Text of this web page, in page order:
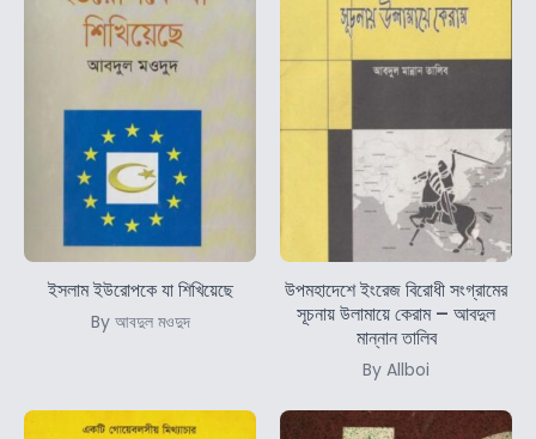
ইসলাম ইউরোপকে যা শিখিয়েছে
By আবদুল মওদুদ
উপমহাদেশে ইংরেজ বিরোধী সংগ্রামের
সূচনায় উলামায়ে কেরাম – আবদুল
মান্নান তালিব
By Allboi